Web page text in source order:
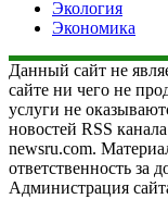
Экология
Экономика
Данный сайт не
сайте ни чего не
услуги не
новостей RSS
newsru.com.
ответственность за
Администрация